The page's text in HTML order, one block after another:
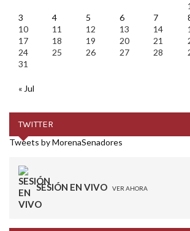
1
3
4 5 6 7
10
11 12 13 14
17
18 19 20 21
24
25 26 27 28
31
« Jul
TWITTER
Tweets by MorenaSenadores
SESIÓN EN VIVO VER AHORA